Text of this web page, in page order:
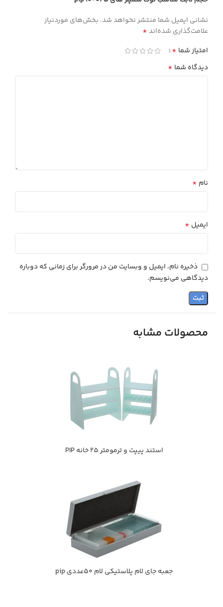
نشانی ایمیل شما منتشر نخواهد شد. بخش‌های موردنیاز
علامت‌گذاری شده‌اند*
امتیاز شما *
دیدگاه شما *
نام *
ایمیل *
ذخیره نام، ایمیل و وبسایت من در مرورگر برای زمانی که دوباره
دیدگاهی می‌نویسم.
محصولات مشابه
استند پيپت و ترمومتر 25 خانه PIP
جعبه جاي لام پلاستيكي لام 50عددي pip